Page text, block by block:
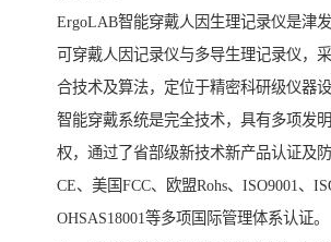
ErgoLAB智能穿戴人因生理记录仪是津
可穿戴人因记录仪与多导生理记录仪，
合技术及算法，定位于精密科研级仪器
智能穿戴系统是完全技术，具有多项发
权，通过了省部级新技术新产品认证及
CE、美国FCC、欧盟Rohs、ISO9001、
OHSAS18001等多项国际管理体系认证。